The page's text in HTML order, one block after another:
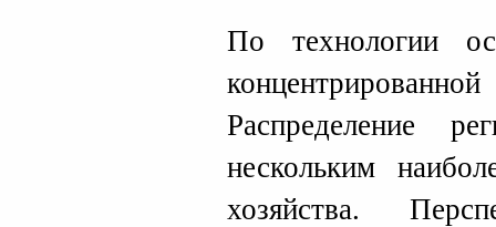
По технологии
Распределение
нескольким
хозяйства.